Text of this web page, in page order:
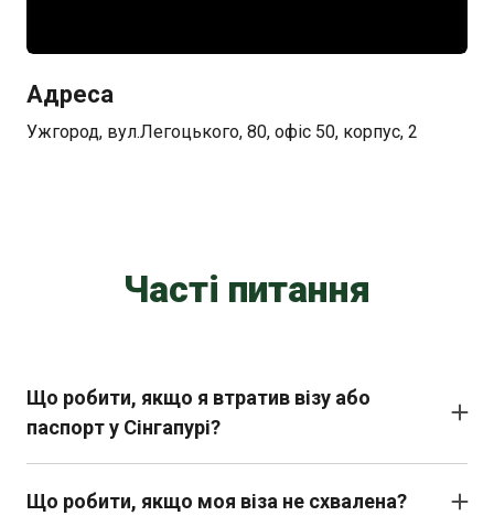
Адреса
Ужгород, вул.Легоцького, 80, офіс 50, корпус, 2
Часті питання
Що робити, якщо я втратив візу або
паспорт у Сінгапурі?
документів.
Що робити, якщо моя віза не схвалена?